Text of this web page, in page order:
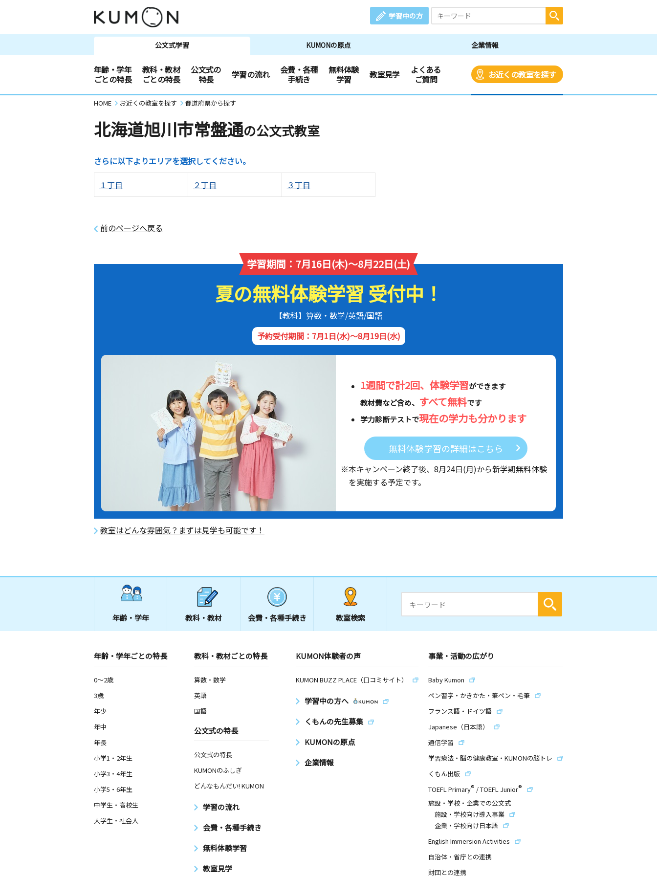
学習中の方
公文式学習 KUMONの原点 企業情報
年齢・学年
ごとの特長
教科・教材
ごとの特長
公文式の
特長
学習の流れ
会費・各種
手続き
無料体験
学習
教室見学
よくある
ご質問
お近くの教室を探す
HOME お近くの教室を探す 都道府県から探す
北海道旭川市常盤通の公文式教室
さらに以下よりエリアを選択してください。
１丁目 ２丁目 ３丁目
前のページへ戻る
学習期間：7月16日(木)～8月22日(土)
夏の無料体験学習 受付中！
【教科】算数・数学/英語/国語
予約受付期間：7月1日(水)～8月19日(水)
1週間で計2回、体験学習ができます
教材費など含め、 すべて無料です
学力診断テストで現在の学力も分かります
無料体験学習の詳細はこちら
※本キャンペーン終了後、 8月24日(月)から新学期無料体験
を実施する予定です。
教室はどんな雰囲気？まずは見学も可能です！
年齢・学年 教科・教材 会費・ 各種手続き 教室検索
年齢・学年ごとの特長
0～2歳
3歳
年少
年中
年長
小学1・2年生
小学3・4年生
小学5・6年生
中学生・高校生
大学生・社会人
教科・教材ごとの特長
算数・数学
英語
国語
公文式の特長
公文式の特長
KUMONのふしぎ
どんなもんだい! KUMON
学習の流れ
会費・各種手続き
無料体験学習
教室見学
KUMON体験者の声
KUMON BUZZ PLACE（口コミサイト）
学習中の方へ
くもんの先生募集
KUMONの原点
企業情報
事業・活動の広がり
Baby Kumon
ペン習字・かきかた・筆ペン・毛筆
フランス語・ドイツ語
Japanese（日本語）
通信学習
学習療法・脳の健康教室・KUMONの脳トレ
くもん出版
TOEFL Primary® /TOEFL Junior®
施設・学校・企業での公文式
施設・学校向け導入事業
企業・学校向け日本語
English Immersion Activities
自治体・省庁との連携
財団との連携